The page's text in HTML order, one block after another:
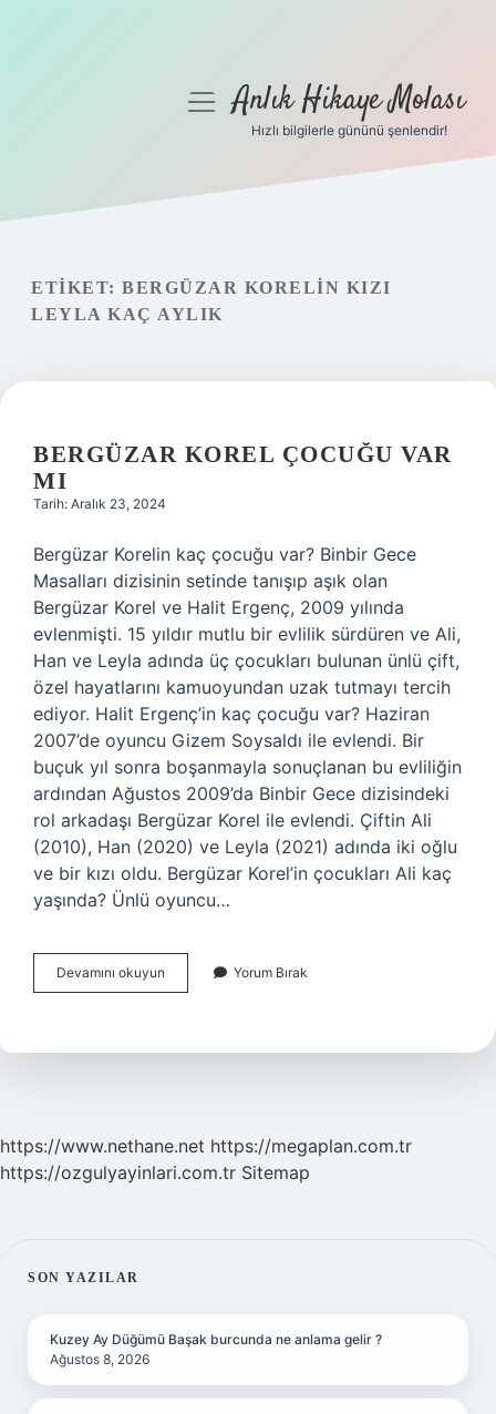
Gizlilik Politikası
Hakkımızda
menüyüAnlık Hikaye Molası
Hızlı bilgilerle gününü şenlendir!
ETIKET: BERGÜZAR KORELIN KIZI
LEYLA KAÇ AYLIK
BERGÜZAR KOREL ÇOCUĞU VAR
MI
Tarih: Aralık 23, 2024
Bergüzar Korelin kaç çocuğu var? Binbir Gece
Masalları dizisinin setinde tanışıp aşık olan
Bergüzar Korel ve Halit Ergenç, 2009 yılında
evlenmişti. 15 yıldır mutlu bir evlilik sürdüren ve Ali,
Han ve Leyla adında üç çocukları bulunan ünlü çift,
özel hayatlarını kamuoyundan uzak tutmayı tercih
ediyor. Halit Ergenç’in kaç çocuğu var? Haziran
2007’de oyuncu Gizem Soysaldı ile evlendi. Bir
buçuk yıl sonra boşanmayla sonuçlanan bu evliliğin
ardından Ağustos 2009’da Binbir Gece dizisindeki
rol arkadaşı Bergüzar Korel ile evlendi. Çiftin Ali
(2010), Han (2020) ve Leyla (2021) adında iki oğlu
ve bir kızı oldu. Bergüzar Korel’in çocukları Ali kaç
yaşında? Ünlü oyuncu…
Devamını okuyun Bergüzar
Korel
Mı
Yorum Bırak
https://www.nethane.net https://megaplan.com.tr
https://ozgulyayinlari.com.tr Sitemap
SIDEBAR
SON YAZILAR
Kuzey Ay Düğümü Başak burcunda ne anlama gelir ?
Ağustos 8, 2026